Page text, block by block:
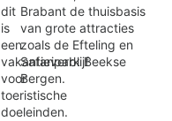
dit
is
een
vakantieverblijf
voor
toeristische
doeleinden.
Brabant de thuisbasis
van grote attracties
zoals de Efteling en
Safaripark Beekse
Bergen.